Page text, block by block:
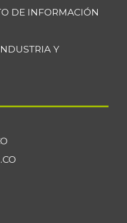
DE INFORMACIÓN
Y